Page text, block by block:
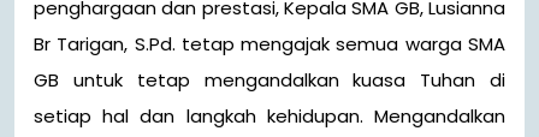
penghargaan dan prestasi, Kepala SMA GB, Lusianna
Br Tarigan, S.Pd. tetap mengajak semua warga SMA
GB untuk tetap mengandalkan kuasa Tuhan di
setiap hal dan langkah kehidupan. Mengandalkan